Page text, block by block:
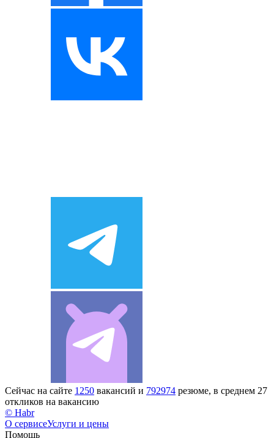
Сейчас на сайте 1250 вакансий и 792974 резюме, в среднем 27
откликов на вакансию
© Habr
О сервисеУслуги и цены
Помощь